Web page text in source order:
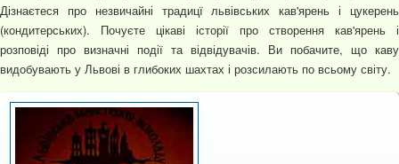
Дізнаєтеся про незвичайні традицї львівських кав'ярень і цукерень
(кондитерських). Почуєте цікаві історії про створення кав'ярень і
розповіді про визначні події та відвідувачів. Ви побачите, що каву
видобувають у Львові в глибоких шахтах і розсилають по всьому світу.